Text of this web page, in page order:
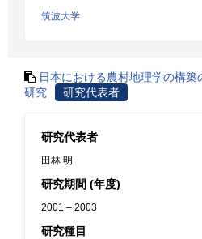
筑波大学
日本における農村地理学の構
研究
研究代表者
研究代表者
田林 明
研究期間 (年度)
2001 – 2003
研究種目